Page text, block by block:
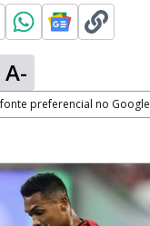
A-
preferencial no Google